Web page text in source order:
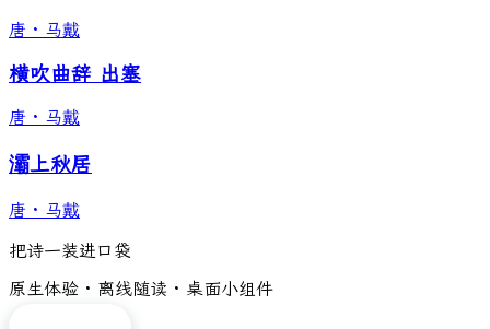
唐 · 马戴
横吹曲辞 出塞
唐 · 马戴
灞上秋居
唐 · 马戴
把诗一装进口袋
原生体验 · 离线随读 · 桌面小组件